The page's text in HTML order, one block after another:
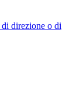
direzione o di